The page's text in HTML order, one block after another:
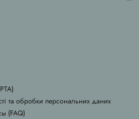
та обробки персональних даних
(FAQ)